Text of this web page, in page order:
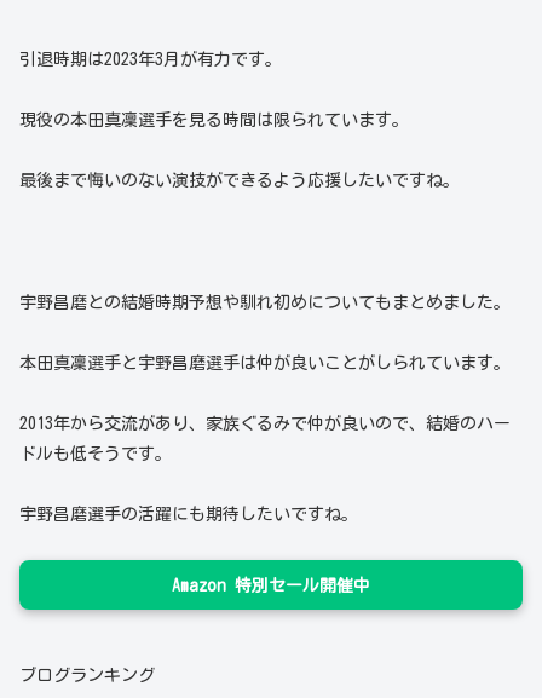
引退時期は2023年3月が有力です。
現役の本田真凜選手を見る時間は限られています。
最後まで悔いのない演技ができるよう応援したいですね。
宇野昌磨との結婚時期予想や馴れ初めについてもまとめました。
本田真凜選手と宇野昌磨選手は仲が良いことがしられています。
2013年から交流があり、家族ぐるみで仲が良いので、結婚のハー
ドルも低そうです。
宇野昌磨選手の活躍にも期待したいですね。
Amazon 特別セール開催中
ブログランキング